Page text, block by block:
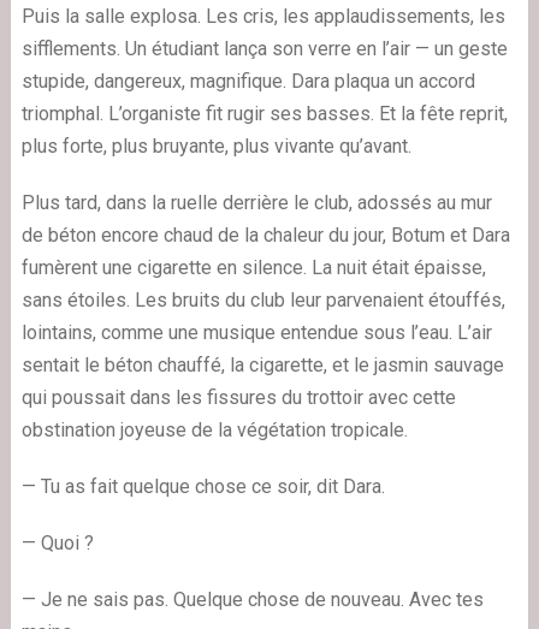
Puis la salle explosa. Les cris, les applaudissements, les
sifflements. Un étudiant lança son verre en l’air — un geste
stupide, dangereux, magnifique. Dara plaqua un accord
triomphal. L’organiste fit rugir ses basses. Et la fête reprit,
plus forte, plus bruyante, plus vivante qu’avant.
Plus tard, dans la ruelle derrière le club, adossés au mur
de béton encore chaud de la chaleur du jour, Botum et Dara
fumèrent une cigarette en silence. La nuit était épaisse,
sans étoiles. Les bruits du club leur parvenaient étouffés,
lointains, comme une musique entendue sous l’eau. L’air
sentait le béton chauffé, la cigarette, et le jasmin sauvage
qui poussait dans les fissures du trottoir avec cette
obstination joyeuse de la végétation tropicale.
— Tu as fait quelque chose ce soir, dit Dara.
— Quoi ?
— Je ne sais pas. Quelque chose de nouveau. Avec tes